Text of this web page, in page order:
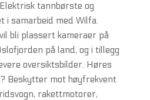
tannbørste og
i samarbeid med Wilfa.
bli plassert kameraer på
på land, og i tillegg
oversiktsbilder. Høres
Beskytter mot høyfrekvent
rakettmotorer,